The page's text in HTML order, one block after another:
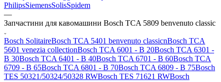
PhilipsSiemensSolisSpidem
—
Запчастини для кавомашини Bosch TCA 5809 benvenuto classic
Bosch SolitaireBosch TCA 5401 benvenuto classicnBosch TCA
5601 venezia collectionBosch TCA 6001 - B 20Bosch TCA 6301 -
B 30Bosch TCA 6401 - B 40Bosch TCA 6701 - B 60Bosch TCA
6709 - B 65Bosch TCA 6801 - B 70Bosch TCA 6809 - B 75Bosch
TES 50321/50324/50328 RWBosch TES 71621 RWBosch